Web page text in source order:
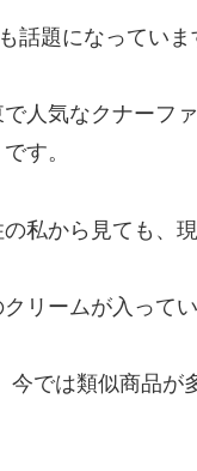
話題になっていま
人気なクナーフ
す。
私から見ても、
リームが入ってい
では類似商品が